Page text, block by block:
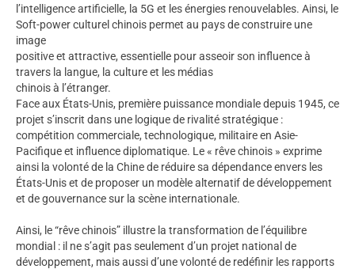
l’intelligence artificielle, la 5G et les énergies renouvelables. Ainsi, le
Soft-power culturel chinois permet au pays de construire une
image
positive et attractive, essentielle pour asseoir son influence à
travers la langue, la culture et les médias
chinois à l’étranger.
Face aux États-Unis, première puissance mondiale depuis 1945, ce
projet s’inscrit dans une logique de rivalité stratégique :
compétition commerciale, technologique, militaire en Asie-
Pacifique et influence diplomatique. Le « rêve chinois » exprime
ainsi la volonté de la Chine de réduire sa dépendance envers les
États-Unis et de proposer un modèle alternatif de développement
et de gouvernance sur la scène internationale.
Ainsi, le “rêve chinois” illustre la transformation de l’équilibre
mondial : il ne s’agit pas seulement d’un projet national de
développement, mais aussi d’une volonté de redéfinir les rapports